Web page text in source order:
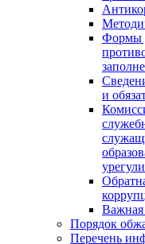
Формы
и
Порядок
Перечень